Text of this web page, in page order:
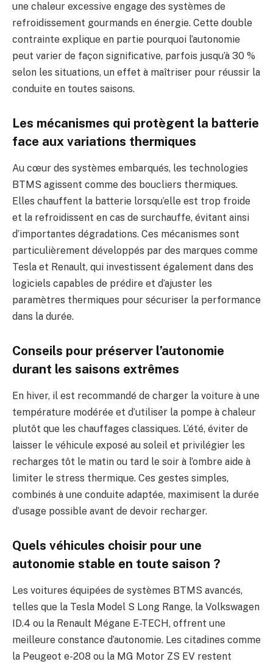
une chaleur excessive engage des systèmes de
refroidissement gourmands en énergie. Cette double
contrainte explique en partie pourquoi l’autonomie
peut varier de façon significative, parfois jusqu’à 30 %
selon les situations, un effet à maîtriser pour réussir la
conduite en toutes saisons.
Les mécanismes qui protègent la batterie
face aux variations thermiques
Au cœur des systèmes embarqués, les technologies
BTMS agissent comme des boucliers thermiques.
Elles chauffent la batterie lorsqu’elle est trop froide
et la refroidissent en cas de surchauffe, évitant ainsi
d’importantes dégradations. Ces mécanismes sont
particulièrement développés par des marques comme
Tesla et Renault, qui investissent également dans des
logiciels capables de prédire et d’ajuster les
paramètres thermiques pour sécuriser la performance
dans la durée.
Conseils pour préserver l’autonomie
durant les saisons extrêmes
En hiver, il est recommandé de charger la voiture à une
température modérée et d’utiliser la pompe à chaleur
plutôt que les chauffages classiques. L’été, éviter de
laisser le véhicule exposé au soleil et privilégier les
recharges tôt le matin ou tard le soir à l’ombre aide à
limiter le stress thermique. Ces gestes simples,
combinés à une conduite adaptée, maximisent la durée
d’usage possible avant de devoir recharger.
Quels véhicules choisir pour une
autonomie stable en toute saison ?
Les voitures équipées de systèmes BTMS avancés,
telles que la Tesla Model S Long Range, la Volkswagen
ID.4 ou la Renault Mégane E-TECH, offrent une
meilleure constance d’autonomie. Les citadines comme
la Peugeot e-208 ou la MG Motor ZS EV restent